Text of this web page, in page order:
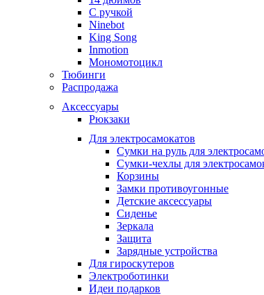
С ручкой
Ninebot
King Song
Inmotion
Мономотоцикл
Тюбинги
Распродажа
Аксессуары
Рюкзаки
Для электросамокатов
Сумки на руль для
Сумки-чехлы для
Корзины
Замки противоугонные
Детские аксессуары
Сиденье
Зеркала
Защита
Зарядные устройства
Для гироскутеров
Электроботинки
Идеи подарков